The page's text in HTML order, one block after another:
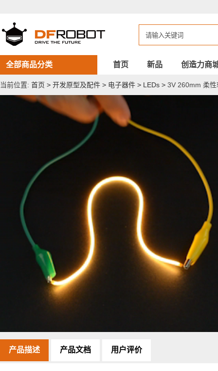
性
软
灯
丝
（2200k）
全部商品分类 首页 新品 创造力商
当前位置: 首页 > 开发原型及配件 > 电子器件 > LEDs > 3V 260mm 柔
产品描述 产品文档 用户评价